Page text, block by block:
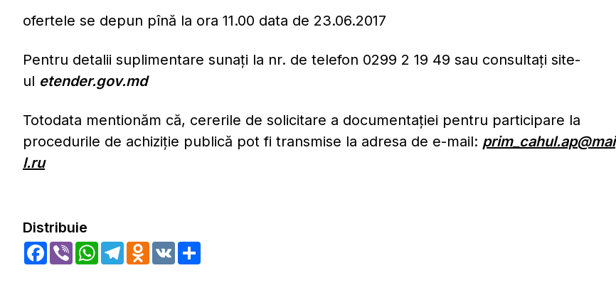
ofertele se depun pînă la ora 11.00 data de 23.06.2017
Pentru detalii suplimentare sunați la nr. de telefon 0299 2 19 49 sau consultați site-
ul etender.gov.md
Totodata mentionăm că, cererile de solicitare a documentației pentru participare la
procedurile de achiziție publică pot fi transmise la adresa de e-mail: prim_cahul.ap@mai
l.ru
Distribuie
Facebook
Viber WhatsApp
TelegramOdnoklassniki
VK